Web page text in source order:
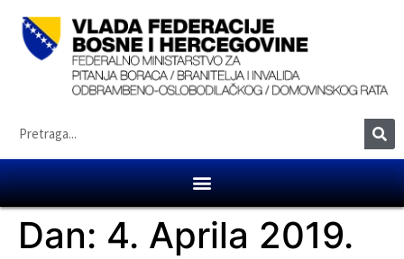
Dan: 4. Aprila 2019.